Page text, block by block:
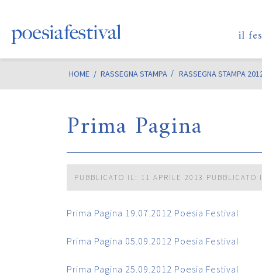
il
HOME / RASSEGNA STAMPA RASSEGNA STAMPA
Prima Pagina
PUBBLICATO IL: 11 APRILE 2013 PUBBLICATO
Prima Pagina 19.07.2012 Poesia Festival
Prima Pagina 05.09.2012 Poesia Festival
Prima Pagina 25.09.2012 Poesia Festival